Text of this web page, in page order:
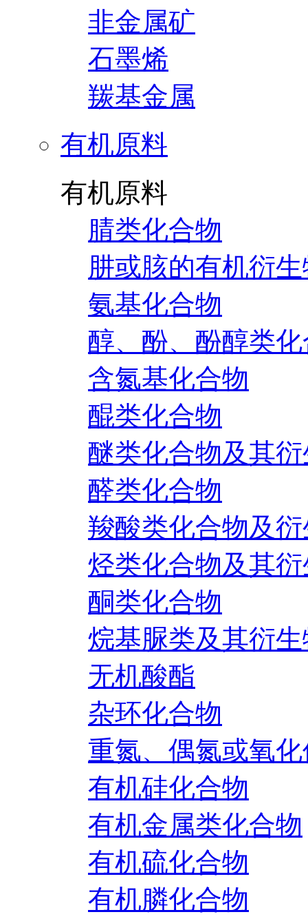
非金属矿
石墨烯
羰基金属
有机原料
有机原料
腈类化合物
肼或胲的有机衍
氨基化合物
醇、酚、酚醇类
含氮基化合物
醌类化合物
醚类化合物及其
醛类化合物
羧酸类化合物及
烃类化合物及其
酮类化合物
烷基脲类及其衍
无机酸酯
杂环化合物
重氮、偶氮或氧
有机硅化合物
有机金属类化合物
有机硫化合物
有机膦化合物